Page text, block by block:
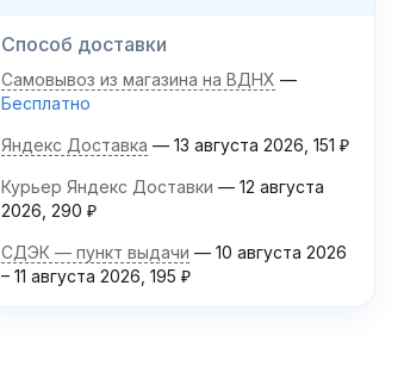
Способ доставки
Самовывоз из магазина на ВДНХ
Бесплатно
Яндекс Доставка 13 августа 2026 151 ₽
Курьер Яндекс Доставки
12 августа
2026 290 ₽
СДЭК — пункт выдачи
10 августа 2026
– 11 августа 2026 195 ₽